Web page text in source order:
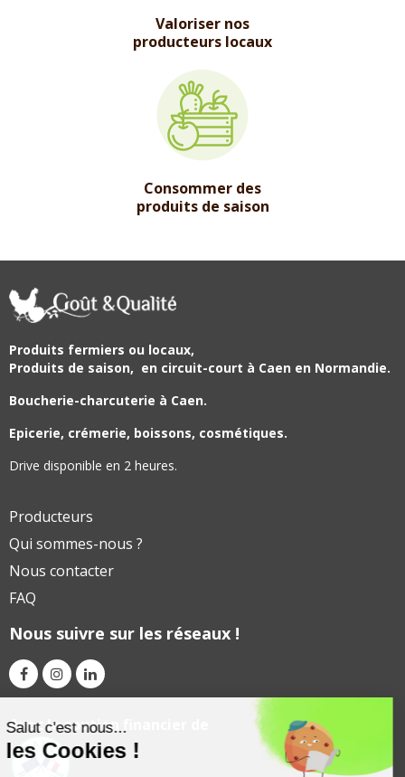
Valoriser nos
producteurs locaux
Consommer des
produits de saison
Produits fermiers ou locaux,
Produits de saison, en circuit-court à Caen en Normandie.
Boucherie-charcuterie à Caen.
Epicerie, crémerie, boissons, cosmétiques.
Drive disponible en 2 heures.
Producteurs
Qui sommes-nous ?
Nous contacter
FAQ
Nous suivre sur les réseaux !
Avec le soutien financier de
Salut c'est nous...
les Cookies !